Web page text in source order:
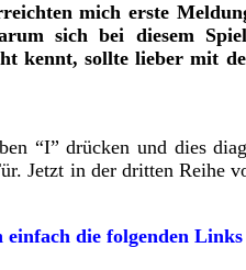
mich erste
sich bei diesem
kennt, sollte lieber mit
“I” drücken und dies
Jetzt in der dritten Reihe
einfach die folgenden